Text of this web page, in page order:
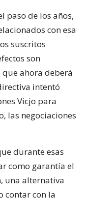
paso de los años,
con esa
suscritos
son
ahora deberá
intentó
Vicjo para
las negociaciones
durante esas
como garantía el
una alternativa
contar con la